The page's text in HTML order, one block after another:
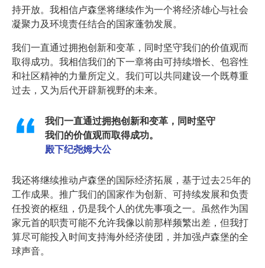
持开放。我相信卢森堡将继续作为一个将经济雄心与社会
凝聚力及环境责任结合的国家蓬勃发展。
我们一直通过拥抱创新和变革，同时坚守我们的价值观而
取得成功。我相信我们的下一章将由可持续增长、包容性
和社区精神的力量所定义。我们可以共同建设一个既尊重
过去，又为后代开辟新视野的未来。
我们一直通过拥抱创新和变革，同时坚守
我们的价值观而取得成功。
殿下纪尧姆大公
我还将继续推动卢森堡的国际经济拓展，基于过去25年的
工作成果。推广我们的国家作为创新、可持续发展和负责
任投资的枢纽，仍是我个人的优先事项之一。虽然作为国
家元首的职责可能不允许我像以前那样频繁出差，但我打
算尽可能投入时间支持海外经济使团，并加强卢森堡的全
球声音。